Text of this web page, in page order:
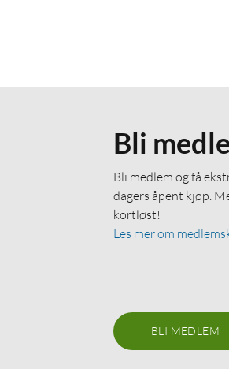
Bli
Bli medlem og få
dagers åpent kjøp.
kortløst!
Les mer om
BLI MEDLEM